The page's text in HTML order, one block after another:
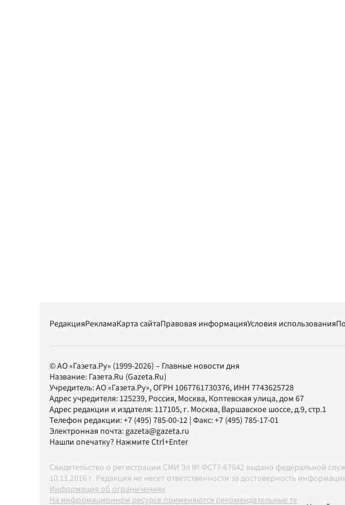
РедакцияРекламаКарта сайтаПравовая информацияУсловия использования
© АО «Газета.Ру» (1999-2026) – Главные новости дня
Название: Газета.Ru (Gazeta.Ru)
Учредитель:АО «Газета.Ру», ОГРН 1067761730376, ИНН 7743625728
Адрес учредителя: 125239, Россия, Москва, Коптевская улица, дом 67
Адрес редакции и издателя: 117105, г. Москва, Варшавское шоссе, д.9, стр.1
Телефон редакции:+7 (495) 785-00-12 | Факс:+7 (495) 785-17-01
Электронная почта:gazeta@gazeta.ru
Нашли опечатку? Нажмите Ctrl+Enter
Свидетельство о регистрации СМИ Эл № ФС77-67642 выдано федеральной
10.11.2016 г. Редакция не несет ответственности за достоверность
Информация об ограничениях
На информационном ресурсе применяются рекомендательные технологии в